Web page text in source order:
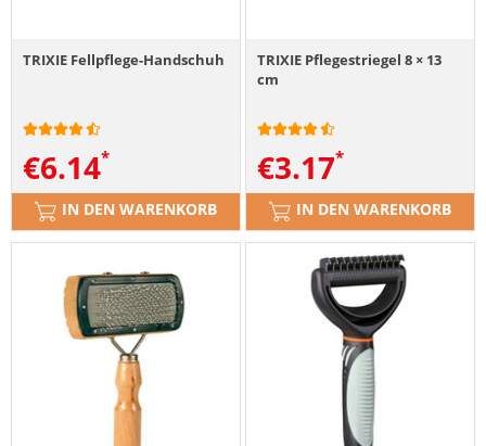
TRIXIE Fellpflege-Handschuh
€6.14
IN DEN WARENKORB
TRIXIE Pflegestriegel 8 × 13
cm
€3.17
IN DEN WARENKORB